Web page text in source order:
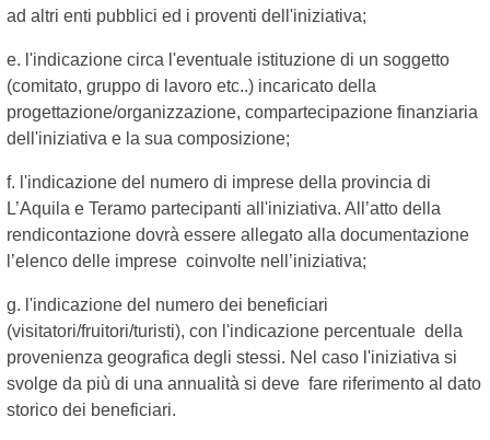
ad altri enti pubblici ed i proventi dell'iniziativa;
e. l'indicazione circa l'eventuale istituzione di un soggetto
(comitato, gruppo di lavoro etc..) incaricato della
progettazione/organizzazione, compartecipazione finanziaria
dell'iniziativa e la sua composizione;
f. l'indicazione del numero di imprese della provincia di
L’Aquila e Teramo partecipanti all'iniziativa. All’atto della
rendicontazione dovrà essere allegato alla documentazione
l’elenco delle imprese coinvolte nell’iniziativa;
g. l'indicazione del numero dei beneficiari
(visitatori/fruitori/turisti), con l'indicazione percentuale della
provenienza geografica degli stessi. Nel caso l'iniziativa si
svolge da più di una annualità si deve fare riferimento al dato
storico dei beneficiari.